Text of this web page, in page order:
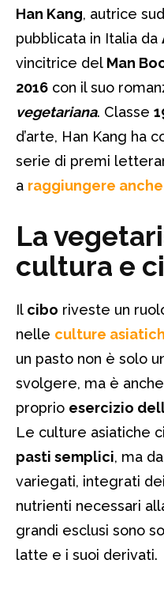
Han Kang, autrice
pubblicata in Italia da
vincitrice del Man
2016 con il suo
vegetariana. Classe
d’arte, Han Kang ha
serie di premi
a raggiungere
La
cultura e
Il cibo riveste un
nelle culture
un pasto non è solo
svolgere, ma è
proprio esercizio
Le culture asiatiche
pasti semplici, ma
variegati, integrati
nutrienti necessari
grandi esclusi sono
latte e i suoi derivati.